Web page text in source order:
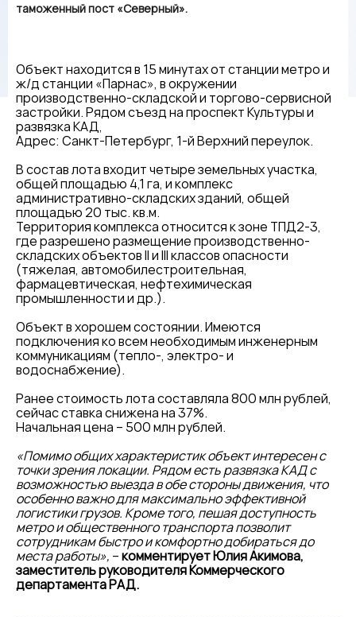
таможенный пост «Северный».
Объект находится в 15 минутах от станции метро и
ж/д станции «Парнас», в окружении
производственно-складской и торгово-сервисной
застройки. Рядом съезд на проспект Культуры и
развязка КАД,
Адрес: Санкт-Петербург, 1-й Верхний переулок.
В состав лота входит четыре земельных участка,
общей площадью 4,1 га, и комплекс
административно-складских зданий, общей
площадью 20 тыс. кв.м.
Территория комплекса относится к зоне ТПД2-3,
где разрешено размещение производственно-
складских объектов II и III классов опасности
(тяжелая, автомобилестроительная,
фармацевтическая, нефтехимическая
промышленности и др.).
Объект в хорошем состоянии. Имеются
подключения ко всем необходимым инженерным
коммуникациям (тепло-, электро- и
водоснабжение).
Ранее стоимость лота составляла 800 млн рублей,
сейчас ставка снижена на 37%.
Начальная цена – 500 млн рублей.
«Помимо общих характеристик объект интересен с
точки зрения локации. Рядом есть развязка КАД с
возможностью выезда в обе стороны движения, что
особенно важно для максимально эффективной
логистики грузов. Кроме того, пешая доступность
метро и общественного транспорта позволит
сотрудникам быстро и комфортно добираться до
места работы», –комментирует Юлия Акимова,
заместитель руководителя Коммерческого
департамента РАД.